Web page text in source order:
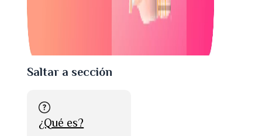
Saltar a sección
¿Qué es?